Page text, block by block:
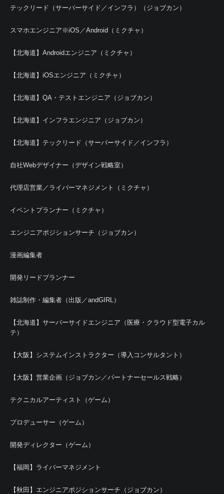
テックリード（サーバーサイド／インフラ）（ジョブカン）
スマホエンジニア※iOS／Android（ミクチャ）
【北海道】Androidエンジニア（ミクチャ）
【北海道】iOSエンジニア（ミクチャ）
【北海道】QA・テストエンジニア（ジョブカン）
【北海道】インフラエンジニア（ジョブカン）
【北海道】テックリード（サーバーサイド／インフラ）
自社Webデザイナー（デザイン戦略室）
代理店営業／ライバーマネジメント（ミクチャ）
イベントプランナー（ミクチャ）
エンジニアポジションサーチ（ジョブカン）
漫画編集者
開発リードプランナー
雑誌制作・編集者（出版／andGIRL）
【北海道】サーバーサイドエンジニア（医療・クラウド型電子カル
テ）
【大阪】システムインストラクター（導入コンサルタント）
【大阪】営業企画（ジョブカン／パートナーセールス戦略）
テクニカルアーティスト（ゲーム）
プロデューサー（ゲーム）
開発ディレクター（ゲーム）
【福岡】ライバーマネジメント
【秋田】エンジニアポジションサーチ（ジョブカン）